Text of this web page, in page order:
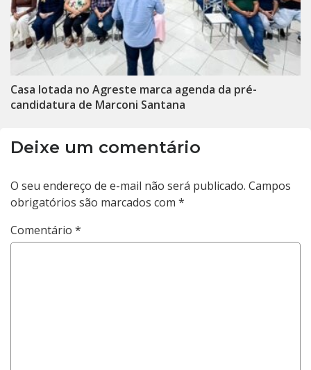
Casa lotada no Agreste marca agenda da pré-
candidatura de Marconi Santana
Deixe um comentário
O seu endereço de e-mail não será publicado. Campos
obrigatórios são marcados com *
Comentário *